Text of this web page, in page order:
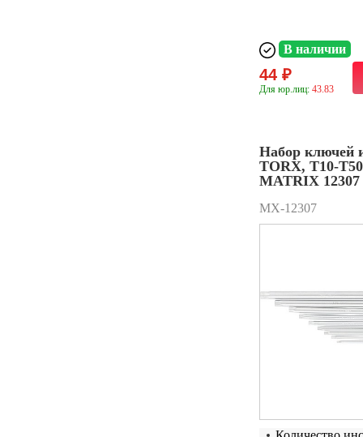
В наличии
44 ₽
Для юр.лиц: 43.83
Набор ключей
TORX, T10-
MATRIX 12307
MX-12307